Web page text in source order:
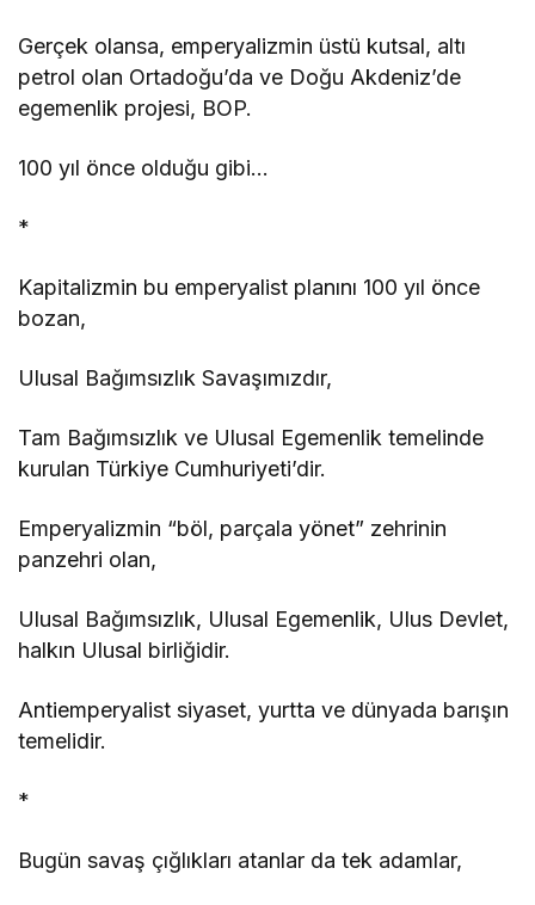
Gerçek olansa, emperyalizmin üstü kutsal, altı
petrol olan Ortadoğu’da ve Doğu Akdeniz’de
egemenlik projesi, BOP.
100 yıl önce olduğu gibi…
*
Kapitalizmin bu emperyalist planını 100 yıl önce
bozan,
Ulusal Bağımsızlık Savaşımızdır,
Tam Bağımsızlık ve Ulusal Egemenlik temelinde
kurulan Türkiye Cumhuriyeti’dir.
Emperyalizmin “böl, parçala yönet” zehrinin
panzehri olan,
Ulusal Bağımsızlık, Ulusal Egemenlik, Ulus Devlet,
halkın Ulusal birliğidir.
Antiemperyalist siyaset, yurtta ve dünyada barışın
temelidir.
*
Bugün savaş çığlıkları atanlar da tek adamlar,